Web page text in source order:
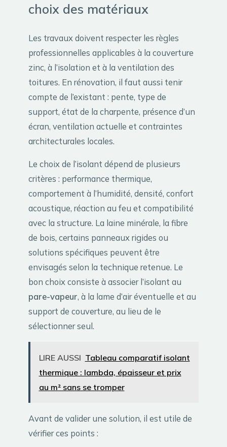
choix des matériaux
Les travaux doivent respecter les règles
professionnelles applicables à la couverture
zinc, à l’isolation et à la ventilation des
toitures. En rénovation, il faut aussi tenir
compte de l’existant : pente, type de
support, état de la charpente, présence d’un
écran, ventilation actuelle et contraintes
architecturales locales.
Le choix de l’isolant dépend de plusieurs
critères : performance thermique,
comportement à l’humidité, densité, confort
acoustique, réaction au feu et compatibilité
avec la structure. La laine minérale, la fibre
de bois, certains panneaux rigides ou
solutions spécifiques peuvent être
envisagés selon la technique retenue. Le
bon choix consiste à associer l’isolant au
pare-vapeur, à la lame d’air éventuelle et au
support de couverture, au lieu de le
sélectionner seul.
LIRE AUSSI Tableau comparatif isolant
thermique : lambda, épaisseur et prix
au m² sans se tromper
Avant de valider une solution, il est utile de
vérifier ces points :